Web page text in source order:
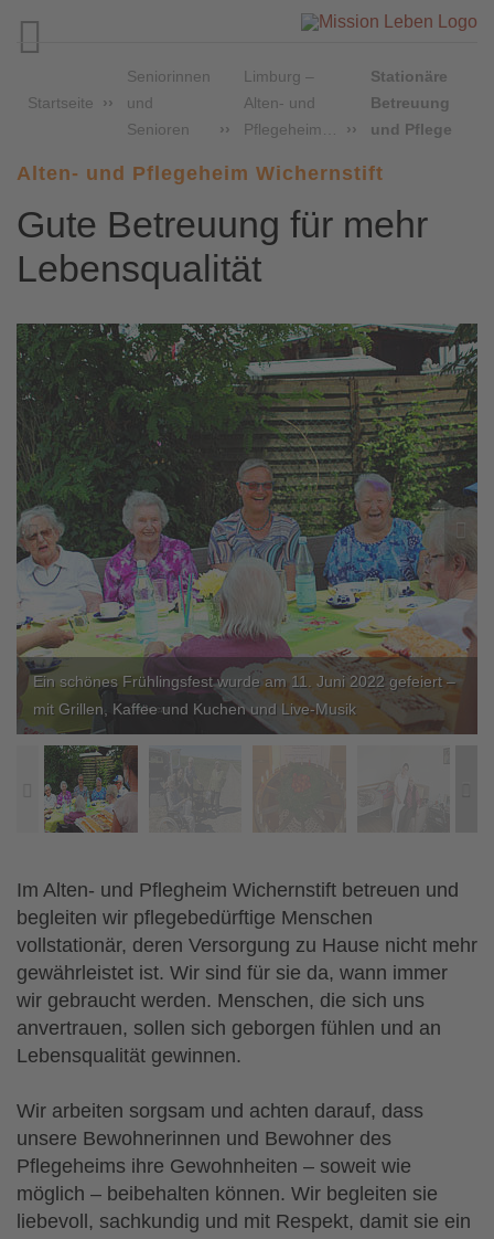

Startseite
Seniorinnen
und
Senioren
Limburg –
Alten- und
Pflegeheim…
Stationäre
Betreuung
und Pflege
Alten- und Pflegeheim Wichernstift
Gute Betreuung für mehr
Lebensqualität
Ein schönes Frühlingsfest wurde am 11. Juni 2022 gefeiert –
mit Grillen, Kaffee und Kuchen und Live-Musik
 
Im Alten- und Pflegheim Wichernstift betreuen und
begleiten wir pflegebedürftige Menschen
vollstationär, deren Versorgung zu Hause nicht mehr
gewährleistet ist. Wir sind für sie da, wann immer
wir gebraucht werden. Menschen, die sich uns
anvertrauen, sollen sich geborgen fühlen und an
Lebensqualität gewinnen.
Wir arbeiten sorgsam und achten darauf, dass
unsere Bewohnerinnen und Bewohner des
Pflegeheims ihre Gewohnheiten – soweit wie
möglich – beibehalten können. Wir begleiten sie
liebevoll, sachkundig und mit Respekt, damit sie ein